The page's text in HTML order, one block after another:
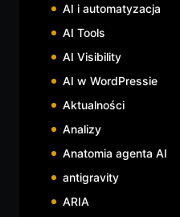
AI i automatyzacja
AI Tools
AI Visibility
AI w WordPressie
Aktualności
Analizy
Anatomia agenta AI
antigravity
ARIA